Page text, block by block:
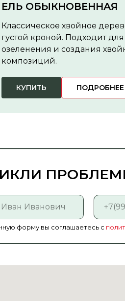
ЕЛЬ ОБЫКНОВЕННАЯ
Классическое хвойное
густой кроной. Подходит для
озеленения и создания
композиций.
КУПИТЬ ПОДРОБНЕЕ
форму вы соглашаетесь с